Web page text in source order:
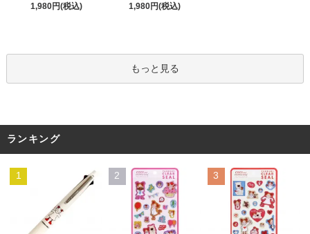
1,980円(税込) 1,980円(税込)
もっと見る
ランキング
1 2 3